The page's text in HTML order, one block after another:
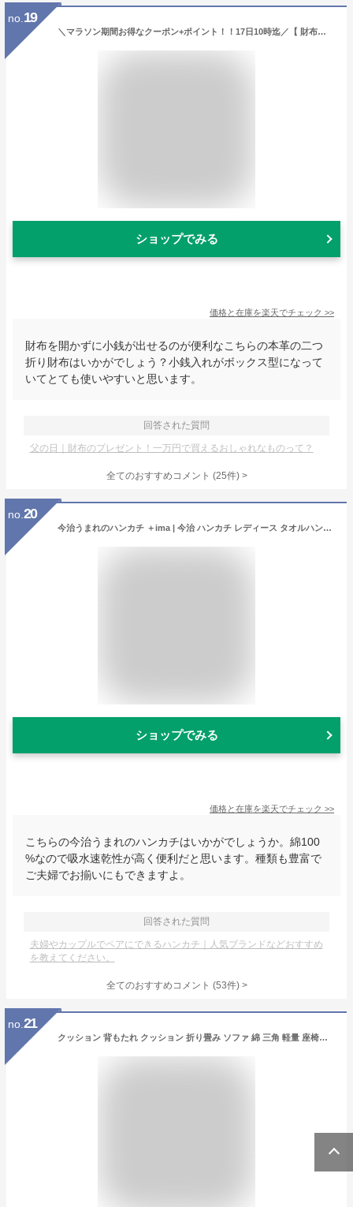
no. 19
＼マラソン期間お得なクーポン+ポイント！！17日10時迄／【 財布を開かず小銭が出せる】《ランキング1位受賞！》スリム ブライドルレザー 二つ折り財布 メンズ 本革 GRACIA グラシア 大容量 BOX型小銭入れ 二つ折り 財布 プレゼント 人気 新生活 革 サイフ ギフト 送料無料
ショップでみる
価格と在庫を楽天でチェック >>
財布を開かずに小銭が出せるのが便利なこちらの本革の二つ
折り財布はいかがでしょう？小銭入れがボックス型になって
いてとても使いやすいと思います。
回答された質問
父の日｜財布のプレゼント！一万円で買えるおしゃれなものって？
全てのおすすめコメント (25件) >
no. 20
今治うまれのハンカチ ＋ima | 今治 ハンカチ レディース タオルハンカチ プレゼント 女性 プチギフト おしゃれ ギフト かわいい ミニタオル 今治タオル お礼 ミニハンカチ 子供 ミニ お祝い 母の日 ハンドタオル 小物 実用的 ハンカチタオル
ショップでみる
価格と在庫を楽天でチェック >>
こちらの今治うまれのハンカチはいかがでしょうか。綿100
%なので吸水速乾性が高く便利だと思います。種類も豊富で
ご夫婦でお揃いにもできますよ。
回答された質問
夫婦やカップルでペアにできるハンカチ｜人気ブランドなどおすすめ
を教えてください。
全てのおすすめコメント (53件) >
no. 21
クッション 背もたれ クッション 折り畳み ソファ 綿 三角 軽量 座椅子 コンパクト ビーズ ソファー 布地 一人掛け 1人用 おしゃれ 床 リビング 父の日 宿泊施設 ホテル 旅館 柔軟な生心地 ゆったり 人をダメにする 豆袋 座布団